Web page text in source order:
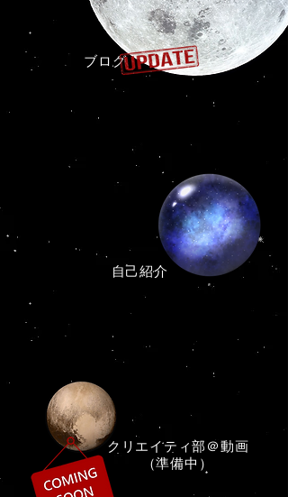
ブログ
​自己紹介
​クリエイティ部＠動画
（準備中）